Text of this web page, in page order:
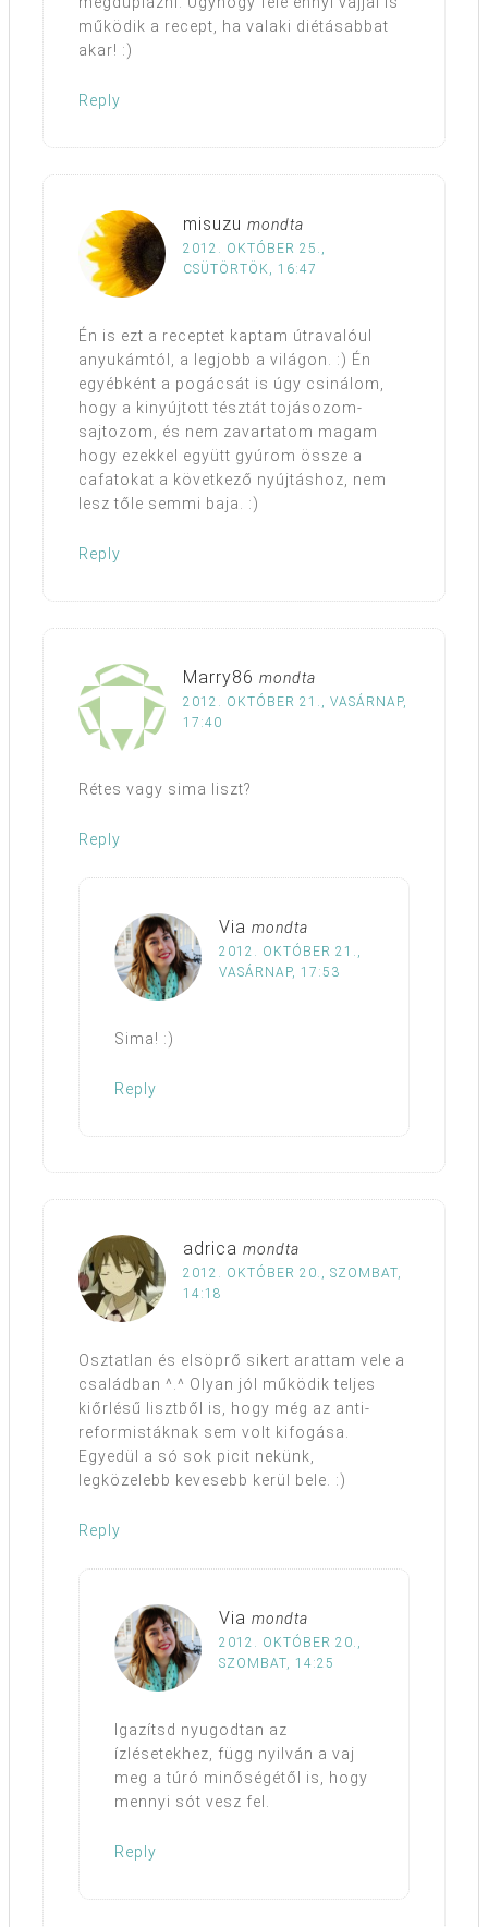
működik a recept, ha valaki diétásabbat
akar! :)
Reply
misuzu mondta
2012. OKTÓBER 25.,
CSÜTÖRTÖK, 16:47
Én is ezt a receptet kaptam útravalóul
anyukámtól, a legjobb a világon. :) Én
egyébként a pogácsát is úgy csinálom,
hogy a kinyújtott tésztát tojásozom-
sajtozom, és nem zavartatom magam
hogy ezekkel együtt gyúrom össze a
cafatokat a következő nyújtáshoz, nem
lesz tőle semmi baja. :)
Reply
Marry86 mondta
2012. OKTÓBER 21., VASÁRNAP,
17:40
Rétes vagy sima liszt?
Reply
Via mondta
2012. OKTÓBER 21.,
VASÁRNAP, 17:53
Sima! :)
Reply
adrica mondta
2012. OKTÓBER 20., SZOMBAT,
14:18
Osztatlan és elsöprő sikert arattam vele a
családban ^.^ Olyan jól működik teljes
kiőrlésű lisztből is, hogy még az anti-
reformistáknak sem volt kifogása.
Egyedül a só sok picit nekünk,
legközelebb kevesebb kerül bele. :)
Reply
Via mondta
2012. OKTÓBER 20.,
SZOMBAT, 14:25
Igazítsd nyugodtan az
ízlésetekhez, függ nyilván a vaj
meg a túró minőségétől is, hogy
mennyi sót vesz fel.
Reply